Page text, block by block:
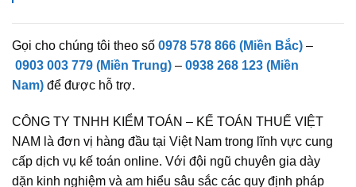
Gọi cho chúng tôi theo số 0978 578 866 (Miền Bắc) –
0903 003 779 (Miền Trung) – 0938 268 123 (Miền
Nam) để được hỗ trợ.
CÔNG TY TNHH KIỂM TOÁN – KẾ TOÁN THUẾ VIỆT
NAM là đơn vị hàng đầu tại Việt Nam trong lĩnh vực cung
cấp dịch vụ kế toán online. Với đội ngũ chuyên gia dày
dặn kinh nghiệm và am hiểu sâu sắc các quy định pháp